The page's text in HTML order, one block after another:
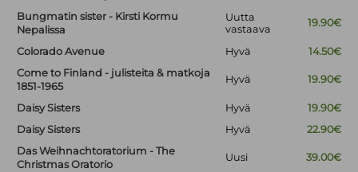
Bungmatin sister - Kirsti Kormu
Nepalissa
Uutta
vastaava
19.90€
Colorado Avenue Hyvä
14.50€
Come to Finland - julisteita & matkoja
1851-1965
Hyvä 19.90€
Daisy Sisters Hyvä
19.90€
Daisy Sisters
Hyvä
22.90€
Das Weihnachtoratorium - The
Christmas Oratorio
Uusi 39.00€